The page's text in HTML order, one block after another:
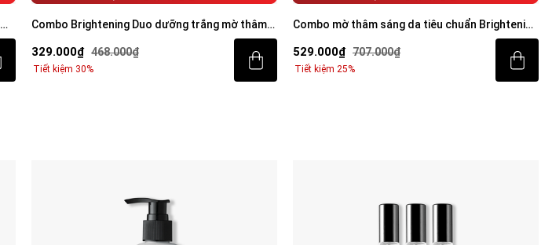
Combo Brightening Duo dưỡng trắng mờ thâm
tiết kiệm: Sữa rửa mặt 100g & Serum Vital 30ml
329.000₫ 468.000₫
Tiết kiệm 30%
Combo mờ thâm sáng da tiêu chuẩn Brightening
529.000₫ 707.000₫
Tiết kiệm 25%